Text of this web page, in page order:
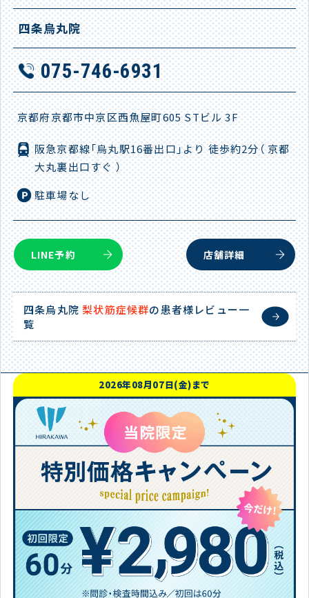
四条烏丸院
075-746-6931
京都府京都市中京区西魚屋町605 STビル 3F
阪急京都線「烏丸駅16番出口」より 徒歩約2分（ 京都
大丸裏出口すぐ ）
駐車場なし
LINE予約 店舗詳細
四条烏丸院梨状筋症候群の患者様レビュー一
覧
2026年08月07日(金)まで